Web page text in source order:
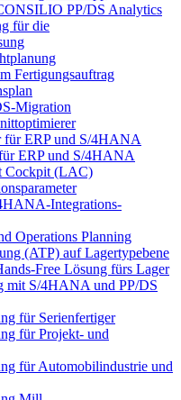
PP/DS Analytics
für die
Fertigungsauftrag
Migration
für ERP und S/4HANA
ERP und S/4HANA
Cockpit (LAC)
Integrations-
Operations Planning
(ATP) auf Lagertypebene
Free Lösung fürs Lager
mit S/4HANA und PP/DS
für Serienfertiger
für Projekt- und
für Automobilindustrie und